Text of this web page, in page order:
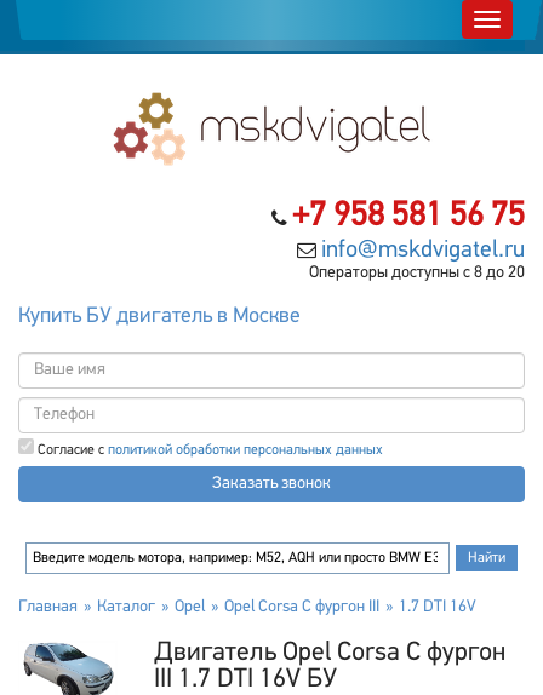
+7 958 581 56 75
info@mskdvigatel.ru
Операторы доступны с 8 до 20
Купить БУ двигатель в Москве
Согласие с политикой обработки персональных данных
Заказать звонок
Главная Каталог Opel Opel Corsa C фургон III 1.7 DTI 16V
Двигатель Opel Corsa C фургон
III 1.7 DTI 16V БУ